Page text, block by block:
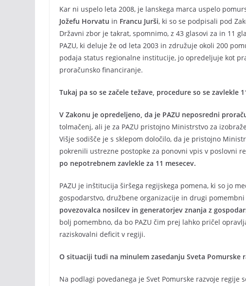
Kar ni uspelo leta 2008, je lanskega marca uspelo
Jožefu Horvatu in Francu Jurši, ki so se podpisali pod
Državni zbor je takrat, spomnimo, z 43 glasovi za in 11
PAZU, ki deluje že od leta 2003 in združuje okoli 200
podaja status regionalne institucije, jo opredeljuje kot
proračunsko financiranje.
Tukaj pa so se začele težave, procedure so se zavlekle
V Zakonu je opredeljeno, da je PAZU neposredni
tolmačenj, ali je za PAZU pristojno Ministrstvo za
Višje sodišče je s sklepom določilo, da je pristojno
pokrenili ustrezne postopke za ponovni vpis v poslovni
po nepotrebnem zavlekle za 11 mesecev.
PAZU je inštitucija širšega regijskega pomena, ki so jo
gospodarstvo, družbene organizacije in drugi
povezovalca nosilcev in generatorjev znanja z
bolj pomembno, da bo PAZU čim prej lahko pričel
raziskovalni deficit v regiji.
O situaciji tudi na minulem zasedanju Sveta Pomurske
Na podlagi povedanega je Svet Pomurske razvoje